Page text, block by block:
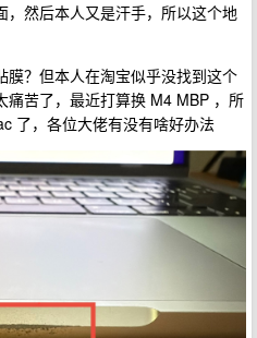
，然后本人又是汗手，所以这个地
？但本人在淘宝似乎没找到这个
痛苦了，最近打算换 M4 MBP ，所
了，各位大佬有没有啥好办法